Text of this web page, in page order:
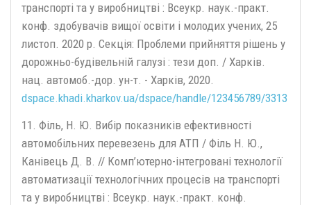
транспорті та у виробництві : Всеукр. наук.-практ.
конф. здобувачів вищої освіти і молодих учених, 25
листоп. 2020 р. Секція: Проблеми прийняття рішень у
дорожньо-будівельній галузі : тези доп. / Харків.
нац. автомоб.-дор. ун-т. - Харків, 2020.
dspace.khadi.kharkov.ua/dspace/handle/123456789/3313
11. Філь, Н. Ю. Вибір показників ефективності
автомобільних перевезень для АТП / Філь Н. Ю.,
Канівець Д. В. // Комп’ютерно-інтегровані технології
автоматизації технологічних процесів на транспорті
та у виробництві : Всеукр. наук.-практ. конф.